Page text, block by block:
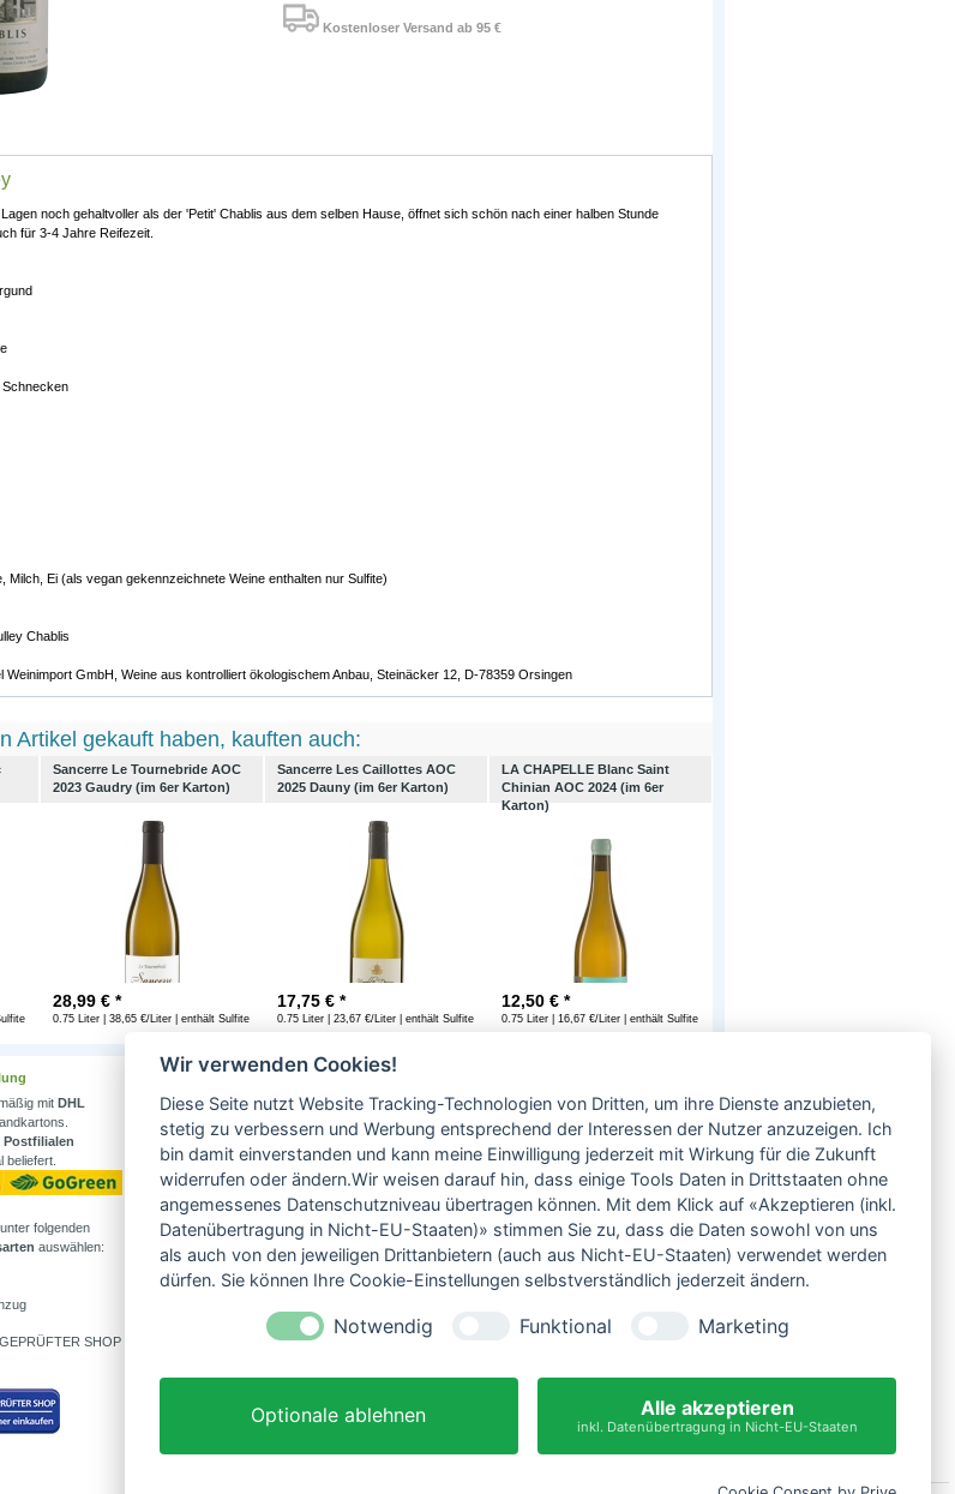
Kostenloser Versand ab 95 €
noch gehaltvoller als der 'Petit' Chablis aus dem selben Hause, öffnet sich schön nach einer halben Stunde
für 3-4 Jahre Reifezeit.
Milch, Ei (als vegan gekennzeichnete Weine enthalten nur Sulfite)
Chablis
Weinimport GmbH, Weine aus kontrolliert ökologischem Anbau, Steinäcker 12, D-78359 Orsingen
Artikel gekauft haben, kauften auch:
Sancerre Le Tournebride AOC
2023 Gaudry (im 6er Karton)
28,99 € *
0.75 Liter | 38,65 €/Liter | enthält Sulfite
Sancerre Les Caillottes AOC
2025 Dauny (im 6er Karton)
17,75 € *
0.75 Liter | 23,67 €/Liter | enthält Sulfite
LA CHAPELLE Blanc Saint
Chinian AOC 2024 (im 6er
Karton)
12,50 € *
0.75 Liter | 16,67 €/Liter | enthält Sulfite
mit DHL
Postfilialen
beliefert.
folgenden
auswählen:
SHOP –
Wissenswertes
Erfahren Sie mehr über
Biowein in unserem Blog
oder Folgen Sie uns!
Facebook
Instagram
Veganer Wein
Was ist Weinstein?
Wine in Moderation - bewußt genießen
Neben einem ausgesuchten Sortiment an
Biowein, Biospirituosen und Biofeinkost bieten
wir Ihnen u.a. folgende
Vorteile
große Auswahl
nur 5,79 EUR Versand (DE)
ab 95 EUR frei Haus (DE)
14 Tage Rückgaberecht
sichere Zahlung
Kauf auf Rechnung
Bio-zertifizierter Shop
Wir verwenden Cookies!
Diese Seite nutzt Website Tracking-Technologien von Dritten, um ihre Dienste anzubieten,
stetig zu verbessern und Werbung entsprechend der Interessen der Nutzer anzuzeigen. Ich
bin damit einverstanden und kann meine Einwilligung jederzeit mit Wirkung für die Zukunft
widerrufen oder ändern.Wir weisen darauf hin, dass einige Tools Daten in Drittstaaten ohne
angemessenes Datenschutzniveau übertragen können. Mit dem Klick auf «Akzeptieren (inkl.
Datenübertragung in Nicht-EU-Staaten)» stimmen Sie zu, dass die Daten sowohl von uns
als auch von den jeweiligen Drittanbietern (auch aus Nicht-EU-Staaten) verwendet werden
dürfen. Sie können Ihre Cookie-Einstellungen selbstverständlich jederzeit ändern.
Notwendig Funktional Marketing
Optionale ablehnen Alle akzeptieren
inkl. Datenübertragung in Nicht-EU-Staaten